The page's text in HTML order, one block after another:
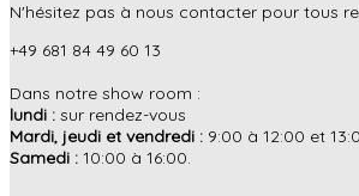
N'hésitez pas à nous contacter pour tous
+49 681 84 49 60 13
Dans notre show room :
lundi : sur rendez-vous
Mardi, jeudi et vendredi : 9:00 à 12:00 et
Samedi : 10:00 à 16:00.